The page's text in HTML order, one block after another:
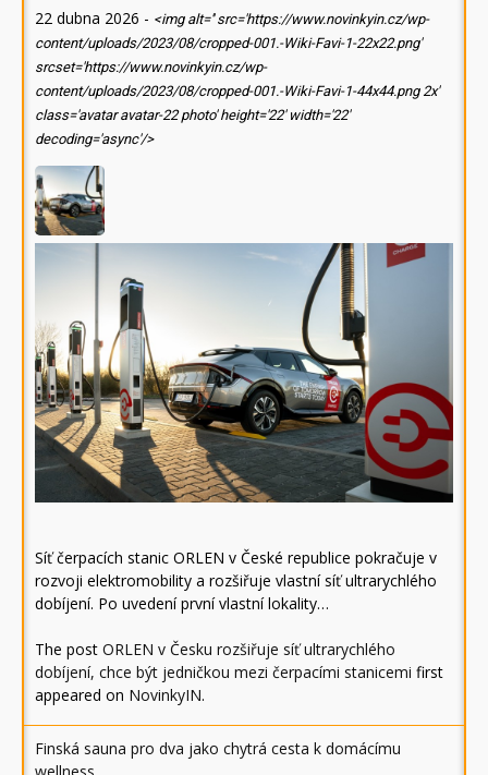
22 dubna 2026 - <img alt='' src='https://www.novinkyin.cz/wp-
content/uploads/2023/08/cropped-001.-Wiki-Favi-1-22x22.png'
srcset='https://www.novinkyin.cz/wp-
content/uploads/2023/08/cropped-001.-Wiki-Favi-1-44x44.png 2x'
class='avatar avatar-22 photo' height='22' width='22'
decoding='async'/>
Síť čerpacích stanic ORLEN v České republice pokračuje v
rozvoji elektromobility a rozšiřuje vlastní síť ultrarychlého
dobíjení. Po uvedení první vlastní lokality…
The post ORLEN v Česku rozšiřuje síť ultrarychlého
dobíjení, chce být jedničkou mezi čerpacími stanicemi first
appeared on NovinkyIN.
Finská sauna pro dva jako chytrá cesta k domácímu